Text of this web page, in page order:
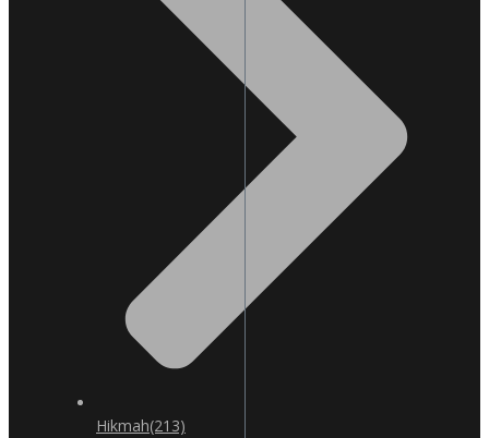
Hikmah(213)